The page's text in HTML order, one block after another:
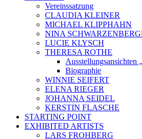
Vereinssatzung
CLAUDIA KLEINER
MICHAEL KLIPPHAHN
NINA
LUCIE KLYSCH
THERESA ROTHE
Biographie
WINNIE SEIFERT
ELENA RIEGER
JOHANNA SEIDEL
KERSTIN FLASCHE
STARTING POINT
EXHIBITED ARTISTS
LARS FROHBERG